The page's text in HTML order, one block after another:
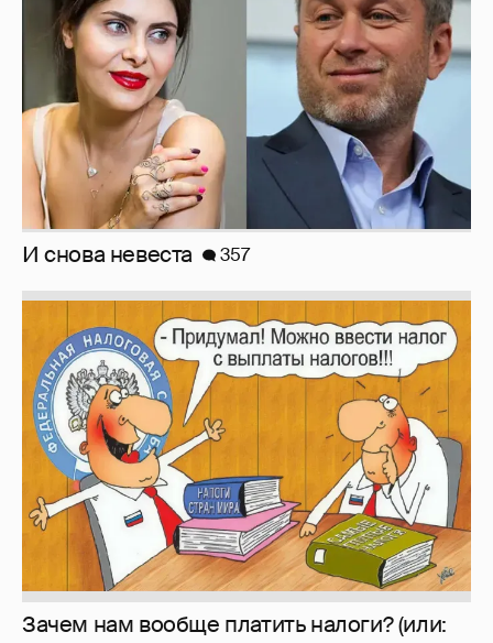
Зачем нам вообще платить налоги? (или:
как работают наши деньги, когда мы
заикаемся о защите прав)